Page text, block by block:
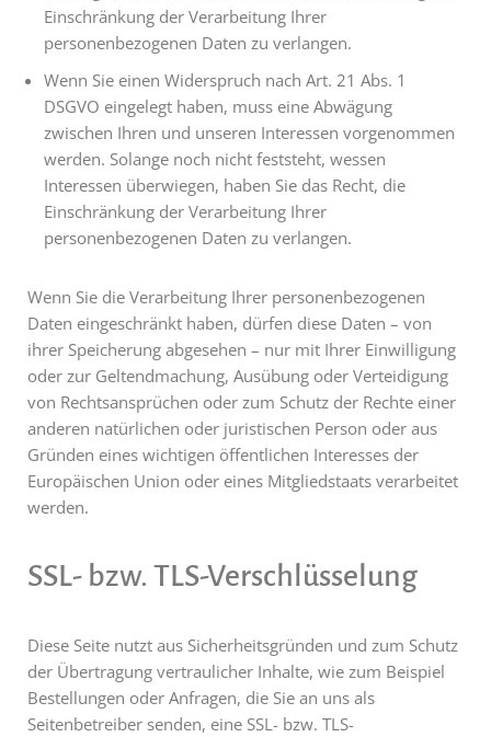
Einschränkung der Verarbeitung Ihrer
personenbezogenen Daten zu verlangen.
Wenn Sie einen Widerspruch nach Art. 21 Abs. 1
DSGVO eingelegt haben, muss eine Abwägung
zwischen Ihren und unseren Interessen vorgenommen
werden. Solange noch nicht feststeht, wessen
Interessen überwiegen, haben Sie das Recht, die
Einschränkung der Verarbeitung Ihrer
personenbezogenen Daten zu verlangen.
Wenn Sie die Verarbeitung Ihrer personenbezogenen
Daten eingeschränkt haben, dürfen diese Daten – von
ihrer Speicherung abgesehen – nur mit Ihrer Einwilligung
oder zur Geltendmachung, Ausübung oder Verteidigung
von Rechtsansprüchen oder zum Schutz der Rechte einer
anderen natürlichen oder juristischen Person oder aus
Gründen eines wichtigen öffentlichen Interesses der
Europäischen Union oder eines Mitgliedstaats verarbeitet
werden.
SSL- bzw. TLS-Verschlüsselung
Diese Seite nutzt aus Sicherheitsgründen und zum Schutz
der Übertragung vertraulicher Inhalte, wie zum Beispiel
Bestellungen oder Anfragen, die Sie an uns als
Seitenbetreiber senden, eine SSL- bzw. TLS-